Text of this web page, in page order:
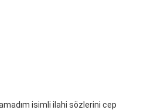
isimli ilahi sözlerini cep